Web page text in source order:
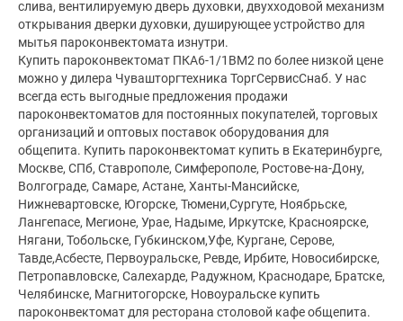
слива, вентилируемую дверь духовки, двухходовой механизм
открывания дверки духовки, душирующее устройство для
мытья пароконвектомата изнутри.
Купить пароконвектомат ПКА6-1/1ВМ2 по более низкой цене
можно у дилера Чувашторгтехника ТоргСервисСнаб. У нас
всегда есть выгодные предложения продажи
пароконвектоматов для постоянных покупателей, торговых
организаций и оптовых поставок оборудования для
общепита. Купить пароконвектомат купить в Екатеринбурге,
Москве, СПб, Ставрополе, Симферополе, Ростове-на-Дону,
Волгограде, Самаре, Астане, Ханты-Мансийске,
Нижневартовске, Югорске, Тюмени,Сургуте, Ноябрьске,
Лангепасе, Мегионе, Урае, Надыме, Иркутске, Красноярске,
Нягани, Тобольске, Губкинском,Уфе, Кургане, Серове,
Тавде,Асбесте, Первоуральске, Ревде, Ирбите, Новосибирске,
Петропавловске, Салехарде, Радужном, Краснодаре, Братске,
Челябинске, Магнитогорске, Новоуральске купить
пароконвектомат для ресторана столовой кафе общепита.